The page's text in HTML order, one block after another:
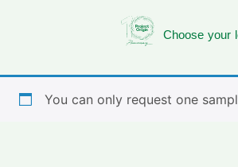
Choose your
You can only request one